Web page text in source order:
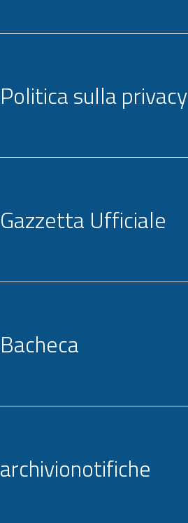
Politica sulla privacy
Gazzetta Ufficiale
Bacheca
archivionotifiche